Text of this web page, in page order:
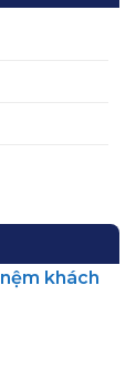
nệm khách